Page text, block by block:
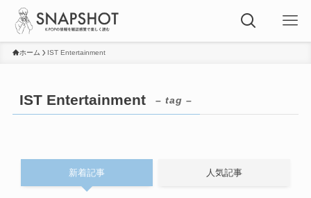
ホーム IST Entertainment
IST Entertainment – tag –
新着記事 人気記事